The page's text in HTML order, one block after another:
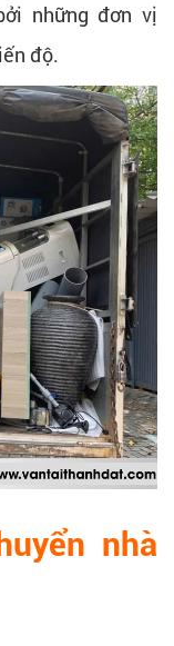
những đơn vị
độ.
nhà